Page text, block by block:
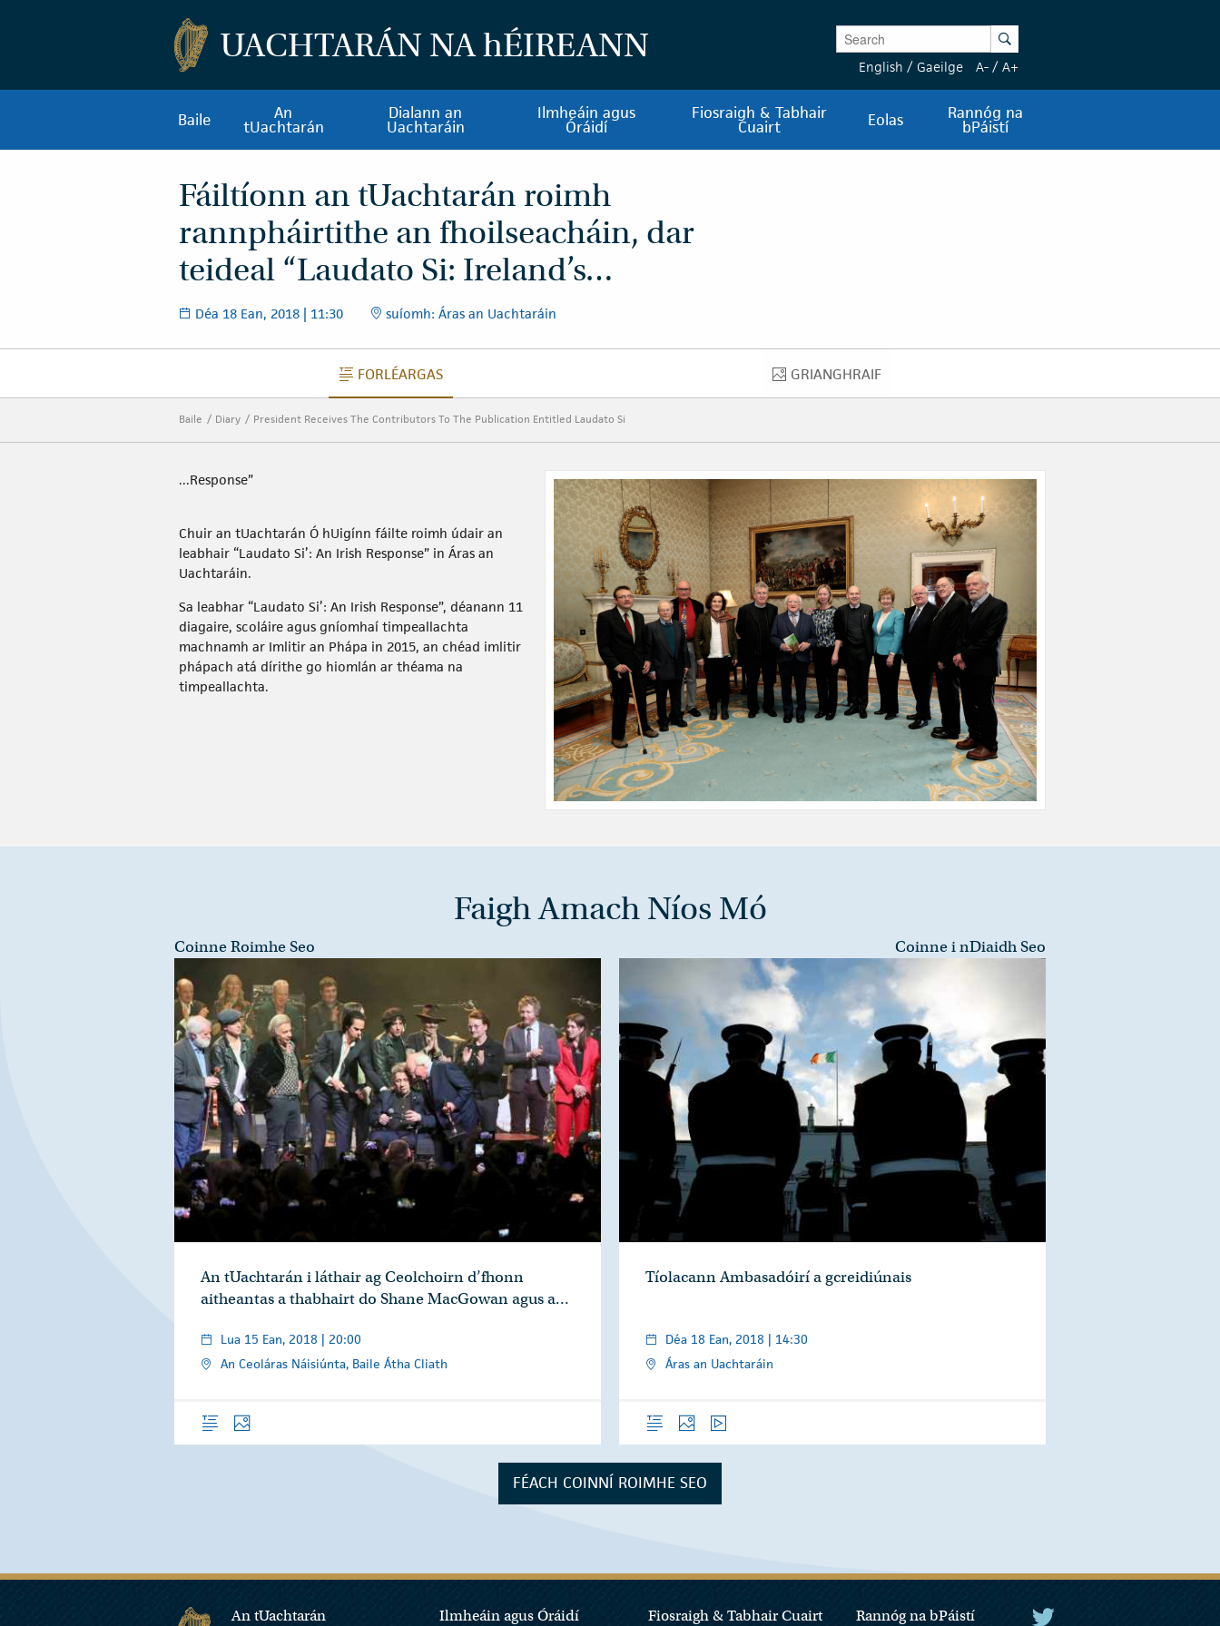
UACHTARÁN NAhÉIREANN Enter Keywords Search
English / Gaeilge A- / A+
Baile An
tUachtarán
Dialann an
Uachtaráin
Ilmheáin agus
Óráidí
Fiosraigh & Tabhair
Cuairt Eolas Rannóg na
bPáistí
Fáiltíonn an tUachtarán roimh
rannpháirtithe an fhoilseacháin, dar
teideal “Laudato Si: Ireland’s…
Déa 18 Ean, 2018 | 11:30 suíomh: Áras an Uachtaráin
FORLÉARGAS
FORLÉARGAS GRIANGHRAIF
GRIANGHRAIF
Baile Diary President Receives The Contributors To The Publication Entitled Laudato Si
...Response”
Chuir an tUachtarán Ó hUigínn fáilte roimh údair an
leabhair “Laudato Si’: An Irish Response” in Áras an
Uachtaráin.
Sa leabhar “Laudato Si’: An Irish Response”, déanann 11
diagaire, scoláire agus gníomhaí timpeallachta
machnamh ar Imlitir an Phápa in 2015, an chéad imlitir
phápach atá dírithe go hiomlán ar théama na
timpeallachta.
Faigh Amach Níos Mó
Coinne Roimhe Seo
An tUachtarán i láthair ag Ceolchoirn d’fhonn
aitheantas a thabhairt do Shane MacGowan agus a…
Lua 15 Ean, 2018 | 20:00
An Ceoláras Náisiúnta, Baile Átha Cliath
ForléargasGrianghraif
Coinne i nDiaidh Seo
Tíolacann Ambasadóirí a gcreidiúnais
Déa 18 Ean, 2018 | 14:30
Áras an Uachtaráin
ForléargasGrianghraif
FÉACH COINNÍ ROIMHE SEO
An tUachtarán Ilmheáin agus Óráidí Fiosraigh & Tabhair Cuairt Rannóg na bPáistí An tUachtarán Twitter